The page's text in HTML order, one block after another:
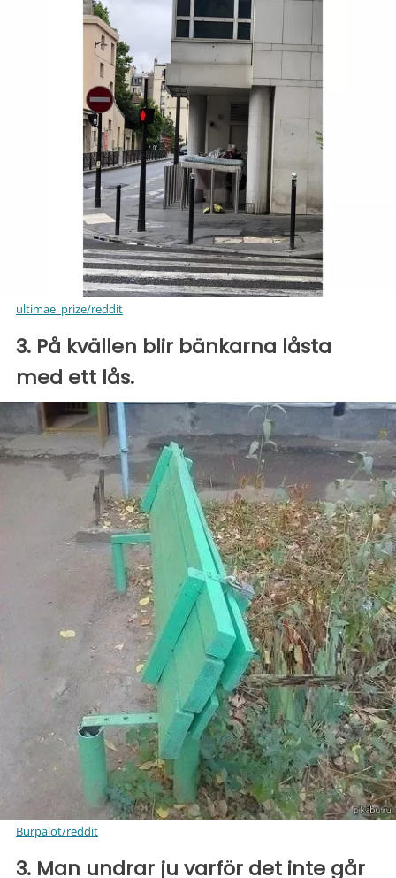
ultimae_prize/reddit
3. På kvällen blir bänkarna låsta
med ett lås.
Burpalot/reddit
3. Man undrar ju varför det inte går